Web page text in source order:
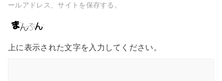
ールアドレス、サイトを保存する。
上に表示された文字を入力してください。